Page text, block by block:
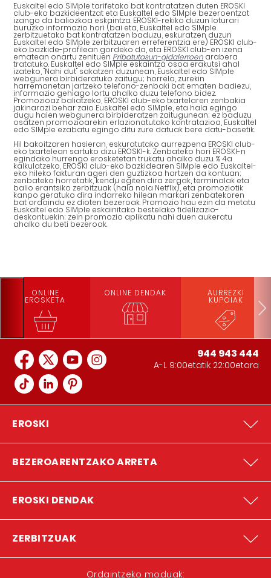
Euskaltel edo SIMple tarifetako bat kontratatzen duten EROSKI
club-eko bazkideentzat eta Euskaltel edo SIMple bezeroentzat
izango da baliozkoa eskaintza. EROSKI-rekiko duzun loturari
buruzko informazio hori (bai eta, Euskaltel edo SIMple
zerbitzuetako bat kontratatzen baduzu, eskuratzen duzun
Euskaltel edo SIMple zerbitzuaren erreferentzia ere) EROSKI club-
eko bazkide-profilean gordeko da, eta EROSKI club-en izena
ematean onartu zenituen Pribatutasun-gidalerroen arabera
tratatuko. Euskaltel edo SIMple eskaintza osoa erakutsi ahal
izateko, "Nahi dut" sakatzen duzunean, Euskaltel edo SIMple
webgunera birbideratuko zaitugu; horrela, zurekin
harremanetan jartzeko telefono-zenbaki bat ematen badiezu,
informazio gehiago lortu ahalko duzu telefono bidez.
Promozioaz baliatzeko, EROSKI club-eko txartelaren zenbakia
jakinarazi behar zaio Euskaltel edo SIMple, eta hala egingo
dugu haien webgunera birbideratzen zaitugunean; ez baduzu
osatzen promozioarekin erlazionatutako kontratazioa, Euskaltel
edo SIMple ezabatu egingo ditu zure datuak bere datu-basetik.
Hil bakoitzaren hasieran, eskuratutako aurrezpena EROSKI club-
eko txartelean sartuko dizu EROSKI-k. Zenbateko hori EROSKI-n
egindako hurrengo erosketetan trukatu ahalko duzu. % 4a
kalkulatzeko, EROSKI club-eko bazkidearen SIMple edo Euskaltel-
eko hileko fakturan ageri den guztizkoa hartzen da kontuan;
zenbateko horretatik, kendu egiten dira zergak, terminalak eta
balio erantsiko zerbitzuak (hala nola Netflix), eta promoziotik
kanpo geratuko dira indarreko hilean markari zenbatekoren
bat ordaindu ez dioten bezeroak. Promozio hau ezin da metatu
Euskaltel edo SIMple eskainitako bestelako fidelizazio-
deskontuekin; zein promozio aplikatu nahi duen aukeratu
ahalko du beti bezeroak.
ONLINE
EROSKETA
ONLINE DENDAK AURREZKI
KUPOIAK
944 943 444
A-L 9:00etatik 22:00etara
EROSKI
BEZEROARENTZAKO ARRETA
EROSKI DENDAK
ZERBITZUAK
Ordaintzeko moduak: